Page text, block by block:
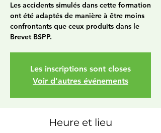
Les accidents simulés dans cette formation
ont été adaptés de manière à être moins
confrontants que ceux produits dans le
Brevet BSPP.
Les inscriptions sont closes
Voir d'autres événements
Heure et lieu